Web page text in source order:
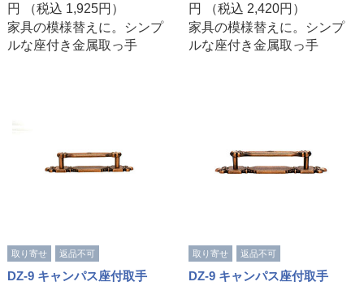
円 （税込 1,925円）
家具の模様替えに。シンプ
ルな座付き金属取っ手
円 （税込 2,420円）
家具の模様替えに。シンプ
ルな座付き金属取っ手
取り寄せ 返品不可
DZ-9 キャンパス座付取手
取り寄せ 返品不可
DZ-9 キャンパス座付取手